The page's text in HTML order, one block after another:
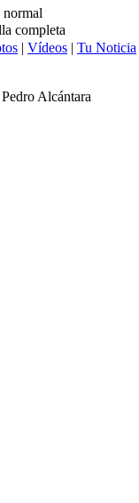
normal
completa
| Vídeos | Tu Noticia
Alcántara